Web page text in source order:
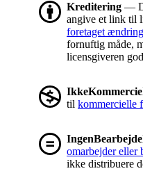
Kreditering —
angive et link til
foretaget
fornuftig måde,
licensgiveren
til kommercielle
omarbejder eller
ikke distribuere